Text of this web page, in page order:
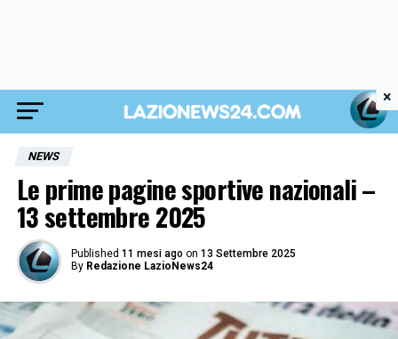
NEWS
Le prime pagine sportive nazionali –
13 settembre 2025
Published 11 mesi ago on 13 Settembre 2025
By Redazione LazioNews24
×